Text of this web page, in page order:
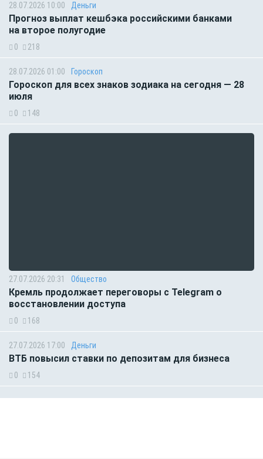
28.07.2026 10:00 Деньги
Прогноз выплат кешбэка российскими банками
на второе полугодие
0 218
28.07.2026 01:00 Гороскоп
Гороскоп для всех знаков зодиака на сегодня — 28
июля
0 148
27.07.2026 20:31 Общество
Кремль продолжает переговоры с Telegram о
восстановлении доступа
0 168
27.07.2026 17:00 Деньги
ВТБ повысил ставки по депозитам для бизнеса
0 154